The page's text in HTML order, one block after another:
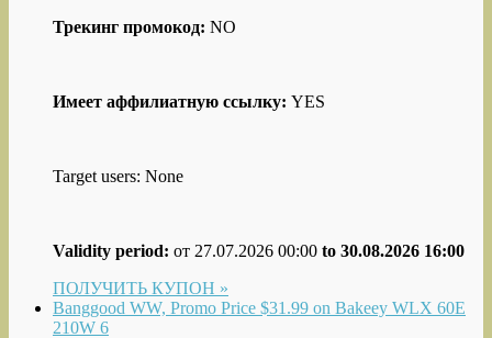
Трекинг промокод: NO
Имеет аффилиатную ссылку: YES
Target users: None
Validity period: от 27.07.2026 00:00 to 30.08.2026 16:00
ПОЛУЧИТЬ КУПОН »
Banggood WW, Promo Price $31.99 on Bakeey WLX 60E
210W 6